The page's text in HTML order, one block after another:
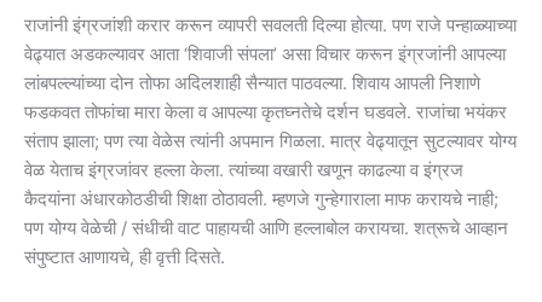
राजांनी इंग्रजांशी करार करून व्यापरी सवलती दिल्या होत्या. पण राजे पन्हाळ्याच्या
वेढ्यात अडकल्यावर आता ‘शिवाजी संपला’ असा विचार करून इंग्रजांनी आपल्या
लांबपल्ल्यांच्या दोन तोफा अदिलशाही सैन्यात पाठवल्या. शिवाय आपली निशाणे
फडकवत तोफांचा मारा केला व आपल्या कृतघ्नतेचे दर्शन घडवले. राजांचा भयंकर
संताप झाला; पण त्या वेळेस त्यांनी अपमान गिळला. मात्र वेढ्यातून सुटल्यावर योग्य
वेळ येताच इंग्रजांवर हल्ला केला. त्यांच्या वखारी खणून काढल्या व इंग्रज
कैदयांना अंधारकोठडीची शिक्षा ठोठावली. म्हणजे गुन्हेगाराला माफ करायचे नाही;
पण योग्य वेळेची / संधीची वाट पाहायची आणि हल्लाबोल करायचा. शत्रूचे आव्हान
संपुष्टात आणायचे, ही वृत्ती दिसते.